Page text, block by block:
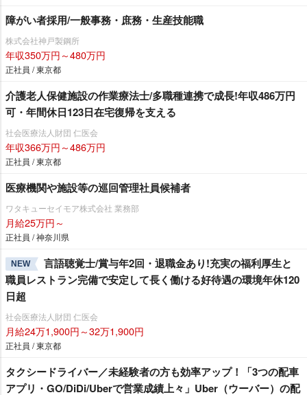
障がい者採用/一般事務・庶務・生産技能職
株式会社神戸製鋼所
年収350万円～480万円
正社員 / 東京都
介護老人保健施設の作業療法士/多職種連携で成長!年収486万円
可・年間休日123日在宅復帰を支える
社会医療法人財団 仁医会
年収366万円～486万円
正社員 / 東京都
医療機関や施設等の巡回管理社員候補者
ワタキューセイモア株式会社 業務部
月給25万円～
正社員 / 神奈川県
NEW
言語聴覚士/賞与年2回・退職金あり!充実の福利厚生と
職員レストラン完備で安定して長く働ける好待遇の環境年休120
日超
社会医療法人財団 仁医会
月給24万1,900円～32万1,900円
正社員 / 東京都
タクシードライバー／未経験者の方も効率アップ！「3つの配車
アプリ・GO/DiDi/Uberで営業成績上々」Uber（ウーバー）の配